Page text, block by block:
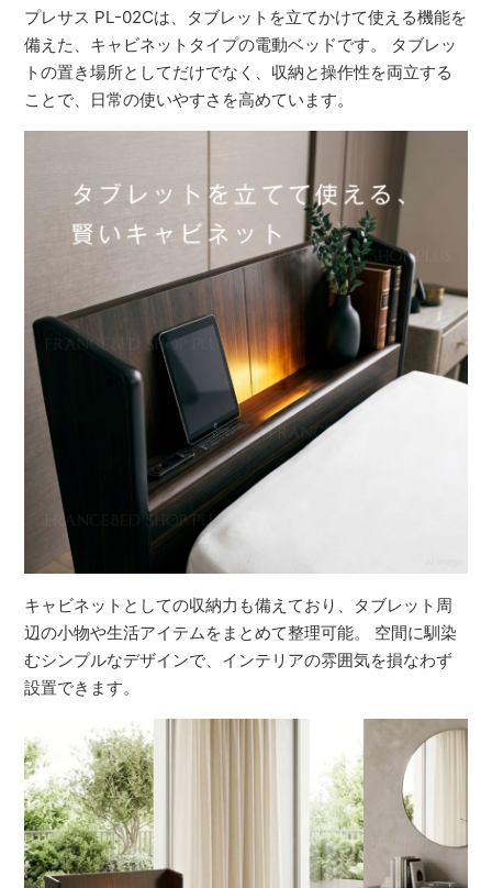
プレサス PL-02Cは、タブレットを立てかけて使える機能を
備えた、キャビネットタイプの電動ベッドです。 タブレッ
トの置き場所としてだけでなく、収納と操作性を両立する
ことで、日常の使いやすさを高めています。
キャビネットとしての収納力も備えており、タブレット周
辺の小物や生活アイテムをまとめて整理可能。 空間に馴染
むシンプルなデザインで、インテリアの雰囲気を損なわず
設置できます。